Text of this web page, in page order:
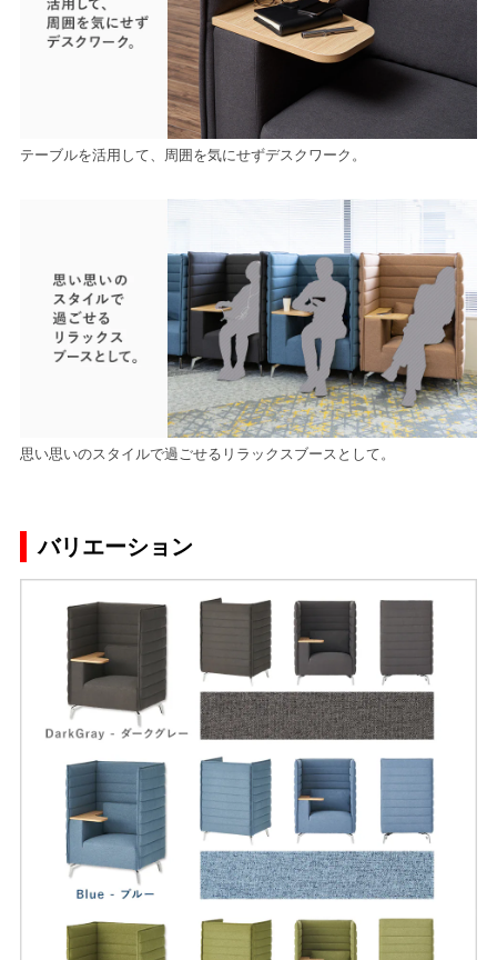
テーブルを活用して、周囲を気にせずデスクワーク。
思い思いのスタイルで過ごせるリラックスブースとして。
バリエーション